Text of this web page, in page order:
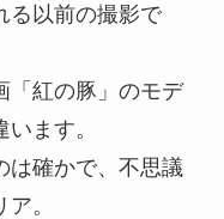
る以前の撮影で
「紅の豚」のモデ
ます。
は確かで、不思議
。